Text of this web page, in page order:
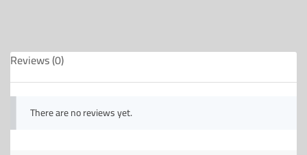
Reviews (0)
There are no reviews yet.